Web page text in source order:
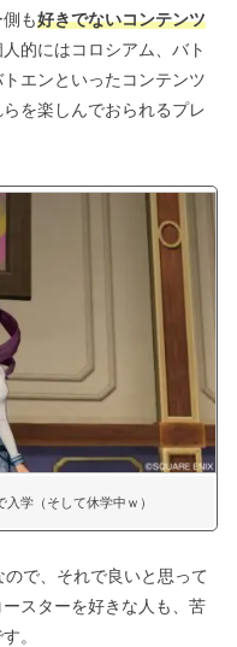
も好きでないコンテンツ
的にはコロシアム、バト
エンといったコンテンツ
を楽しんでおられるプレ
学（そして休学中ｗ）
ので、それで良いと思って
スターを好きな人も、苦
。